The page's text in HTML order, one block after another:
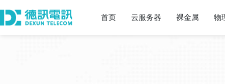
首页 云服务器 裸金属 物